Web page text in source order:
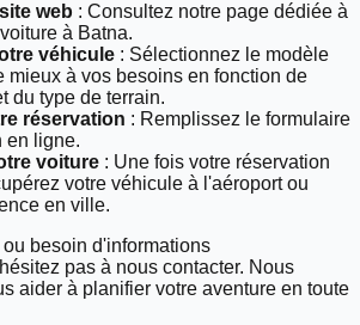
web : Consultez notre page dédiée à
à Batna.
véhicule : Sélectionnez le modèle
mieux à vos besoins en fonction de
du type de terrain.
réservation : Remplissez le formulaire
en ligne.
voiture : Une fois votre réservation
votre véhicule à l'aéroport ou
en ville.
besoin d'informations
pas à nous contacter. Nous
aider à planifier votre aventure en toute